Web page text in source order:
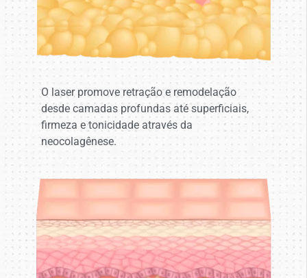
O laser promove retração e remodelação
desde camadas profundas até superficiais,
firmeza e tonicidade através da
neocolagênese.